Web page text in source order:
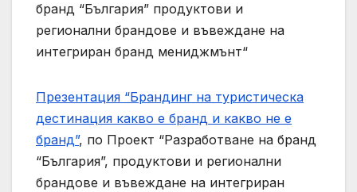
бранд “България” продуктови и
регионални брандове и въвеждане на
интегриран бранд мениджмънт“
Презентация “Брандинг на туристическа
дестинация какво е бранд и какво не е
бранд”, по Проект “Разработване на бранд
“България”, продуктови и регионални
брандове и въвеждане на интегриран